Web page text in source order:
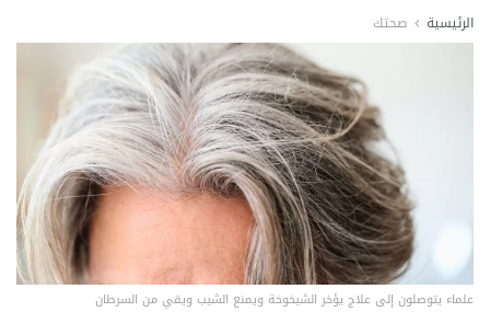
الرئيسية صحتك
علماء يتوصلون إلى علاج يؤخر الشيخوخة ويمنع الشيب ويقي من السرطان